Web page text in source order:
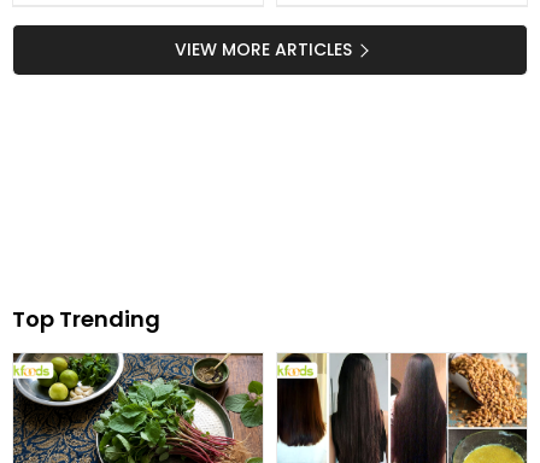
کیوں استعمال کیا جاتا ہے؟
جانیں اس میں چھپے بے
VIEW MORE ARTICLES
Top Trending